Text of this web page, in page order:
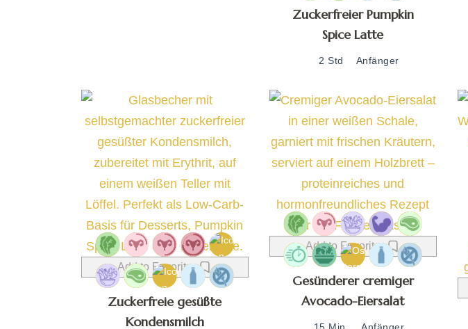
Zuckerfreier Pumpkin
Spice Latte
2 Std Anfänger
Add to Favorites
Zuckerfreie gesüßte
Kondensmilch
Add to Favorites
Gesünderer cremiger
Avocado-Eiersalat